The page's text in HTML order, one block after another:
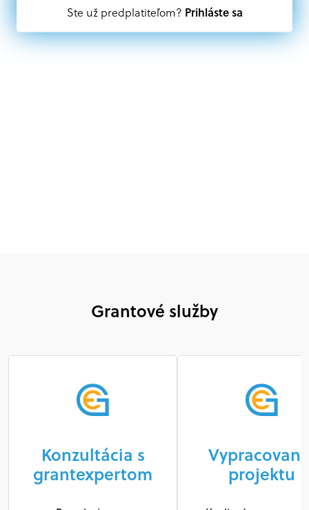
ďalších zdrojov.
Oprávnení partneri:
Ste už predplatiteľom? Prihláste sa
Grantové služby
Konzultácia s
grantexpertom
projektu